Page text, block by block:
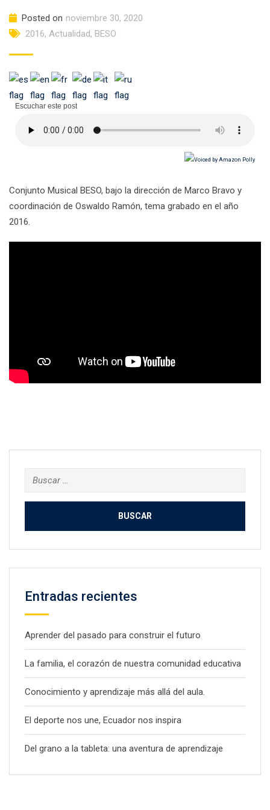
Posted on noviembre 30, 2020
2016, Actualidad, BESO
Escuchar este post
Conjunto Musical BESO, bajo la dirección de Marco Bravo y
coordinación de Oswaldo Ramón, tema grabado en el año
2016.
Buscar:
Entradas recientes
Aprender del pasado para construir el futuro
La familia, el corazón de nuestra comunidad educativa
Conocimiento y aprendizaje más allá del aula.
El deporte nos une, Ecuador nos inspira
Del grano a la tableta: una aventura de aprendizaje